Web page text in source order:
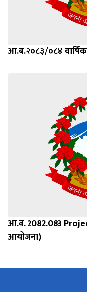
आ.ब.२०८३/०८४ वार्षिक
आ.ब. 2082.083
आयोजना)